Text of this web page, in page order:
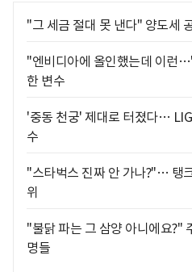
"그 세금 절대 못 낸다" 양도세
"엔비디아에 올인했는데 이런
한 변수
'중동 천궁' 제대로 터졌다…
수
"스타벅스 진짜 안 가나?"… 탱
위
"불닭 파는 그 삼양 아니에요?"
명들